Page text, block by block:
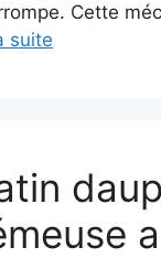
Cette
suite